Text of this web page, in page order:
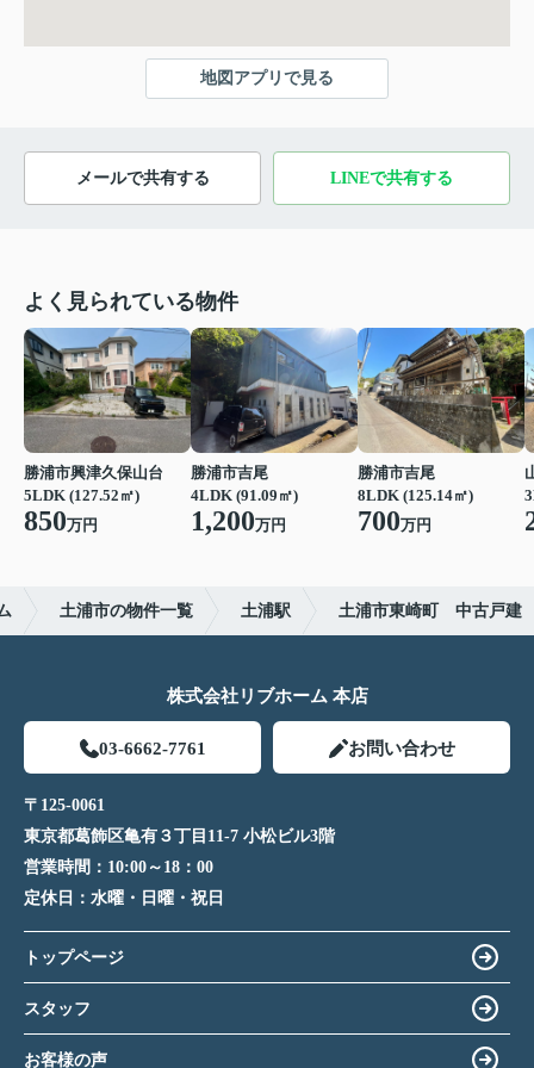
地図アプリで見る
メールで共有する LINEで共有する
よく見られている物件
勝浦市興津久保山台
5LDK (127.52㎡)
850万円
勝浦市吉尾
4LDK (91.09㎡)
1,200万円
勝浦市吉尾
8LDK (125.14㎡)
700万円
土浦市の物件一覧 土浦駅 土浦市東崎町 中古戸建
株式会社リブホーム 本店
03-6662-7761 お問い合わせ
〒125-0061
東京都葛飾区亀有３丁目11-7 小松ビル3階
営業時間： 10:00～18：00
定休日： 水曜・日曜・祝日
トップページ
スタッフ
お客様の声